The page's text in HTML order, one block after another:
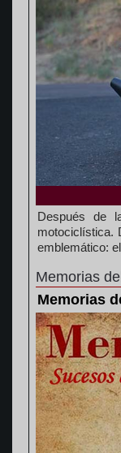
Después de
motociclística.
emblemático:
Memorias
Memorias